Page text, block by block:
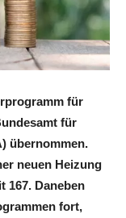
für
für
übernommen.
neuen Heizung
167. Daneben
fort,